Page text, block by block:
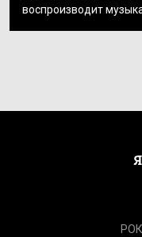
воспроизводит